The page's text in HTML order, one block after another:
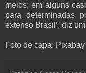
meios; em alguns
para determinadas
extenso Brasil’, diz
Foto de capa: Pixabay